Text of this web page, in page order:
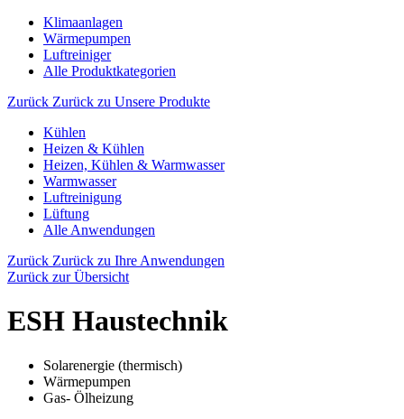
Klimaanlagen
Wärmepumpen
Luftreiniger
Alle Produktkategorien
Zurück Zurück zu Unsere Produkte
Kühlen
Heizen & Kühlen
Heizen, Kühlen & Warmwasser
Warmwasser
Luftreinigung
Lüftung
Alle Anwendungen
Zurück Zurück zu Ihre Anwendungen
Zurück zur Übersicht
ESH Haustechnik
Solarenergie (thermisch)
Wärmepumpen
Gas- Ölheizung